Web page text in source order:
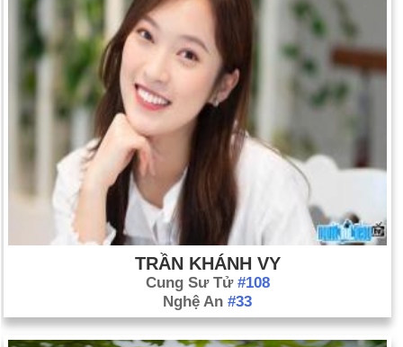
TRẦN KHÁNH VY
Cung Sư Tử #108
Nghệ An #33